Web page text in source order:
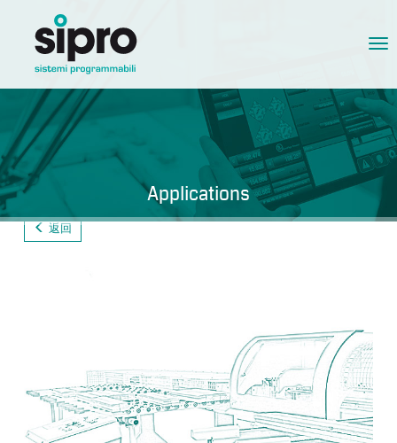
Applications
返回